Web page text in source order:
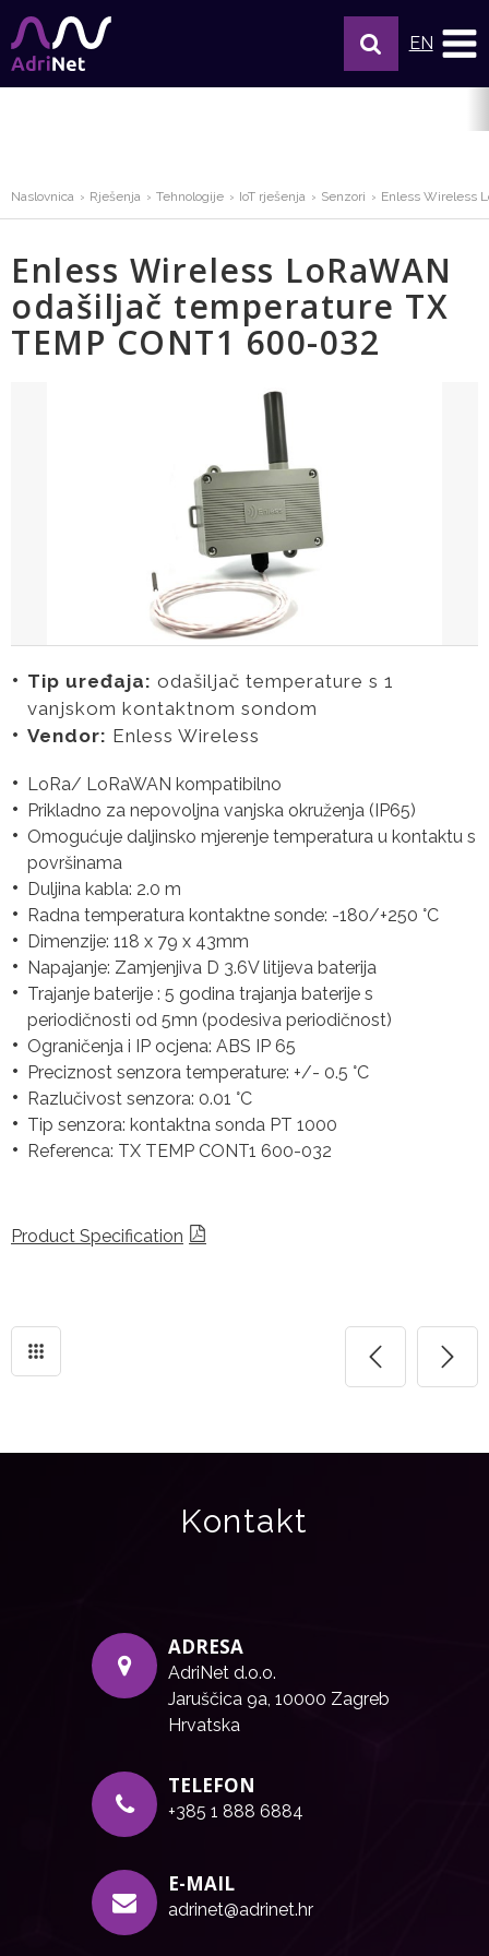
EN
Naslovnica Rješenja Tehnologije IoT rješenja Senzori Enless Wireless
Enless Wireless LoRaWAN
odašiljač temperature TX
TEMP CONT1 600-032
Tip uređaja: odašiljač temperature s 1
vanjskom kontaktnom sondom
Vendor: Enless Wireless
LoRa/ LoRaWAN kompatibilno
Prikladno za nepovoljna vanjska okruženja (IP65)
Omogućuje daljinsko mjerenje temperatura u kontaktu s
površinama
Duljina kabla: 2.0 m
Radna temperatura kontaktne sonde: -180/+250 °C
Dimenzije: 118 x 79 x 43mm
Napajanje: Zamjenjiva D 3.6V litijeva baterija
Trajanje baterije : 5 godina trajanja baterije s
periodičnosti od 5mn (podesiva periodičnost)
Ograničenja i IP ocjena: ABS IP 65
Preciznost senzora temperature: +/- 0.5 °C
Razlučivost senzora: 0.01 °C
Tip senzora: kontaktna sonda PT 1000
Referenca: TX TEMP CONT1 600-032
Product Specification
Kontakt
ADRESA
AdriNet d.o.o.
Jaruščica 9a, 10000 Zagreb
Hrvatska
TELEFON
+385 1 888 6884
E-MAIL
adrinet@adrinet.hr